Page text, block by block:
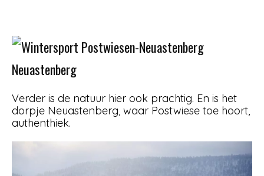
Neuastenberg
Verder is de natuur hier ook prachtig. En is het
dorpje Neuastenberg, waar Postwiese toe hoort,
authenthiek.